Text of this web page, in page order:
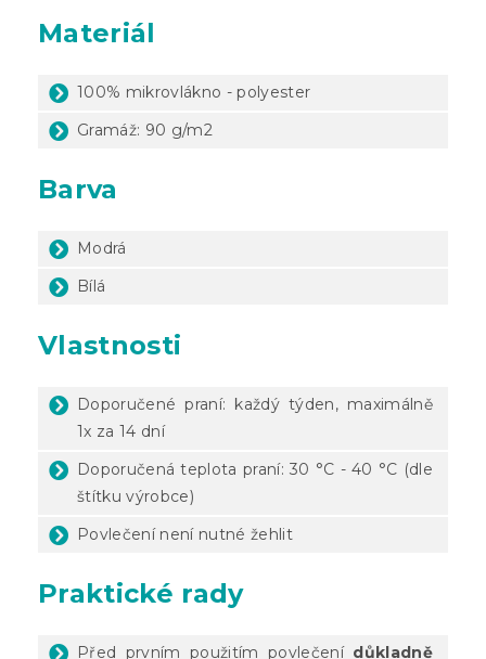
Materiál
100% mikrovlákno - polyester
Gramáž: 90 g/m2
Barva
Modrá
Bílá
Vlastnosti
Doporučené praní: každý týden, maximálně
1x za 14 dní
Doporučená teplota praní: 30 °C - 40 °C (dle
štítku výrobce)
Povlečení není nutné žehlit
Praktické rady
Před prvním použitím povlečení důkladně